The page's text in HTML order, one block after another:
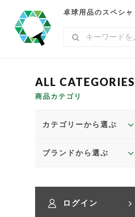
卓球用品のスペシ
商品カテゴリ
カテゴリーから選ぶ
ブランドから選ぶ
ログイン